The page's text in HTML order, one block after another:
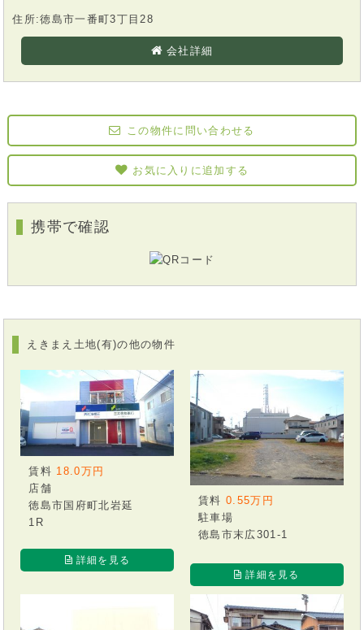
住所:徳島市一番町3丁目28
会社詳細
この物件に問い合わせる
お気に入りに追加する
携帯で確認
えきまえ土地(有)の他の物件
賃料 18.0万円
店舗
徳島市国府町北岩延
1R
詳細を見る
賃料 0.55万円
駐車場
徳島市末広301-1
詳細を見る